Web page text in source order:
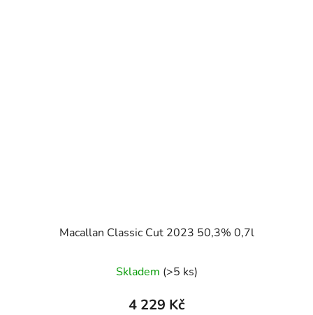
Macallan Classic Cut 2023 50,3% 0,7l
Skladem (>5 ks)
4 229 Kč